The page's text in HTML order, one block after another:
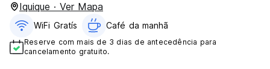
Iquique · Ver Mapa
WiFi Gratís Café da manhã
Reserve com mais de 3 dias de antecedência para
cancelamento gratuito.